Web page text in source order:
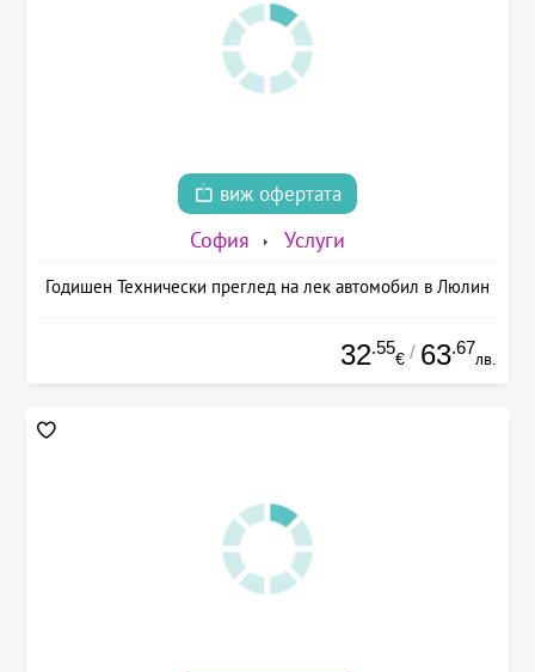
виж офертата
София Услуги
Годишен Технически преглед на лек автомобил в Люлин
32.55
€ / 63.67
лв.